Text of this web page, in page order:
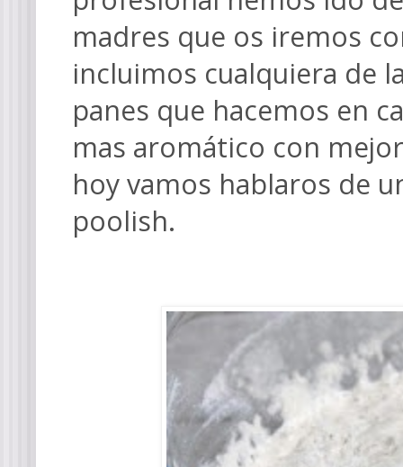
madres que os iremos
incluimos cualquiera de
panes que hacemos en
mas aromático con
hoy vamos hablaros de
poolish.